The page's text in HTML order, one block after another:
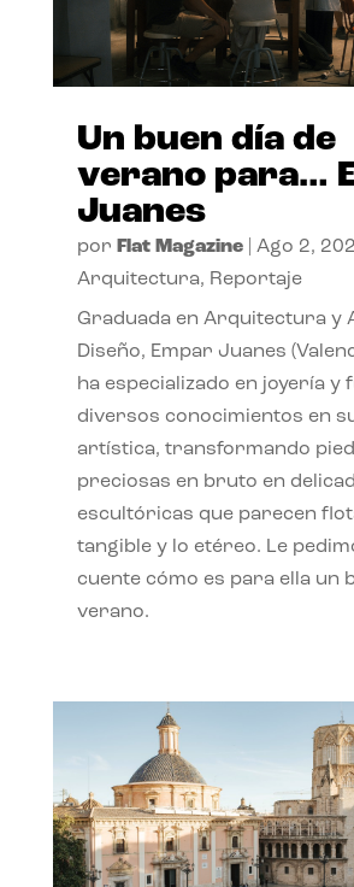
Un buen día de
verano para…
Juanes
por Flat Magazine| Ago 2,
Arquitectura, Reportaje
Graduada en Arquitectura y
Diseño, Empar Juanes
ha especializado en joyería y
diversos conocimientos en
artística, transformando
preciosas en bruto en
escultóricas que parecen
tangible y lo etéreo. Le
cuente cómo es para ella un
verano.